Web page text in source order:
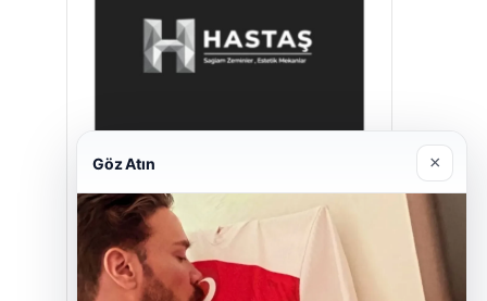
Hastaş Beton
26/05/2026
Göz Atın ×